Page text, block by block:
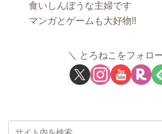
食いしんぼうな主婦です
マンガとゲームも大好物!!
とろねこをフォロ